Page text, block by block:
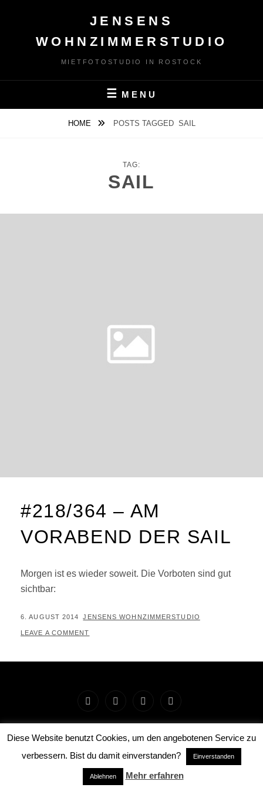
JENSENS
WOHNZIMMERSTUDIO
MIETFOTOSTUDIO IN ROSTOCK
MENU
HOME POSTS TAGGED SAIL
TAG:
SAIL
#218/364 – AM
VORABEND DER SAIL
Morgen ist es wieder soweit. Die Vorboten sind gut
sichtbar:
POSTED
ON
6. AUGUST 2014 BY
JENSENS WOHNZIMMERSTUDIO
LEAVE A COMMENT
und
und
Leistungen
und
Events
COPYRIGHT © 2026 JENSENS WOHNZIMMERSTUDIO
THEMES
Diese Website benutzt Cookies, um den angebotenen Service zu
verbessern. Bist du damit einverstanden?
Einverstanden
Ablehnen Mehr erfahren